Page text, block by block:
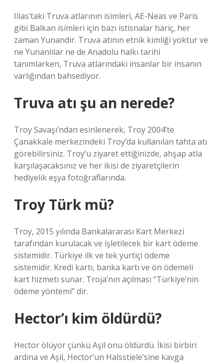
Ilias’taki Truva atlarının isimleri, AE-Neas ve Paris
gibi Balkan isimleri için bazı istisnalar hariç, her
zaman Yunandır. Truva atının etnik kimliği yoktur ve
ne Yunanlılar ne de Anadolu halkı tarihi
tanımlarken, Truva atlarındaki insanlar bir insanın
varlığından bahsediyor.
Truva atı şu an nerede?
Troy Savaşı’ndan esinlenerek, Troy 2004’te
Çanakkale merkezindeki Troy’da kullanılan tahta atı
görebilirsiniz. Troy’u ziyaret ettiğinizde, ahşap atla
karşılaşacaksınız ve her ikisi de ziyaretçilerin
hediyelik eşya fotoğraflarında.
Troy Türk mü?
Troy, 2015 yılında Bankalararası Kart Merkezi
tarafından kurulacak ve işletilecek bir kart ödeme
sistemidir. Türkiye ilk ve tek yurtiçi ödeme
sistemidir. Kredi kartı, banka kartı ve ön ödemeli
kart hizmeti sunar. Troja’nın açılması “Türkiye’nin
ödeme yöntemi” dir.
Hector’ı kim öldürdü?
Hector ölüyor çünkü Aşil onu öldürdü. İkisi birbiri
ardına ve Aşil, Hector’un Halsstiele’sine kavga